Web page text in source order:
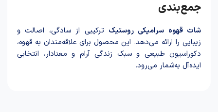
جمع‌بندی
شات قهوه سرامیکی روستیک ترکیبی از سادگی، اصالت و
زیبایی را ارائه می‌دهد. این محصول برای علاقه‌مندان به قهوه،
دکوراسیون طبیعی و سبک زندگی آرام و معنادار، انتخابی
ایده‌آل به‌شمار می‌رود.